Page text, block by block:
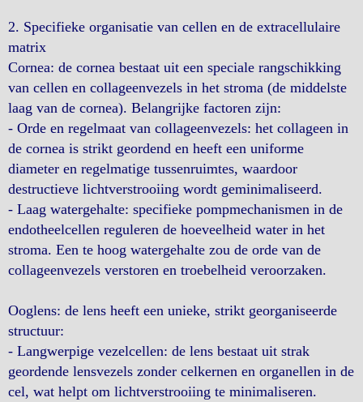
2. Specifieke organisatie van cellen en de extracellulaire
matrix
Cornea: de cornea bestaat uit een speciale rangschikking
van cellen en collageenvezels in het stroma (de middelste
laag van de cornea). Belangrijke factoren zijn:
- Orde en regelmaat van collageenvezels: het collageen in
de cornea is strikt geordend en heeft een uniforme
diameter en regelmatige tussenruimtes, waardoor
destructieve lichtverstrooiing wordt geminimaliseerd.
- Laag watergehalte: specifieke pompmechanismen in de
endotheelcellen reguleren de hoeveelheid water in het
stroma. Een te hoog watergehalte zou de orde van de
collageenvezels verstoren en troebelheid veroorzaken.
Ooglens: de lens heeft een unieke, strikt georganiseerde
structuur:
- Langwerpige vezelcellen: de lens bestaat uit strak
geordende lensvezels zonder celkernen en organellen in de
cel, wat helpt om lichtverstrooiing te minimaliseren.